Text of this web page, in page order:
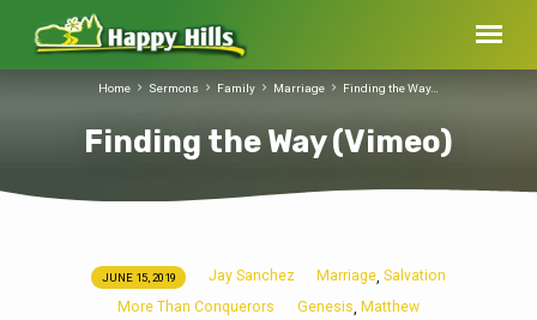
Finding the Way (Vimeo)
Home Sermons Family Marriage Finding the Way…
Finding
JUNE 15, 2019 Jay Sanchez Marriage, Salvation
More Than Conquerors
Genesis, Matthew